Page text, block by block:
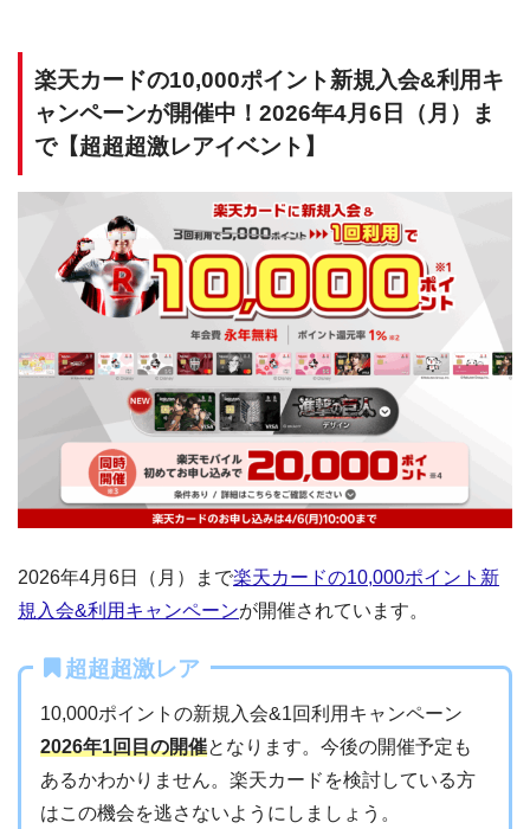
楽天カードの10,000ポイント新規入会&利用キ
ャンペーンが開催中！2026年4月6日（月）ま
で【超超超激レアイベント】
2026年4月6日（月）まで楽天カードの10,000ポイント新
規入会&利用キャンペーンが開催されています。
超超超激レア
10,000ポイントの新規入会&1回利用キャンペーン
2026年1回目の開催となります。今後の開催予定も
あるかわかりません。楽天カードを検討している方
はこの機会を逃さないようにしましょう。